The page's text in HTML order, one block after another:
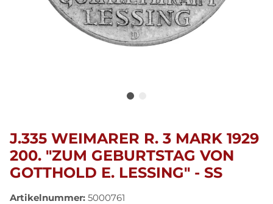
J.335 WEIMARER R. 3 MARK 1929
200. "ZUM GEBURTSTAG VON
GOTTHOLD E. LESSING" - SS
Artikelnummer: 5000761